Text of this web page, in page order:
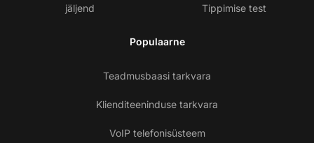
jäljend Tippimise test
Populaarne
Teadmusbaasi tarkvara
Klienditeeninduse tarkvara
VoIP telefonisüsteem